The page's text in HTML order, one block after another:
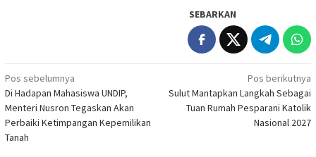
SEBARKAN
Navigasi
pos
Pos sebelumnya
Di Hadapan Mahasiswa UNDIP,
Menteri Nusron Tegaskan Akan
Perbaiki Ketimpangan Kepemilikan
Tanah
Pos berikutnya
Sulut Mantapkan Langkah Sebagai
Tuan Rumah Pesparani Katolik
Nasional 2027